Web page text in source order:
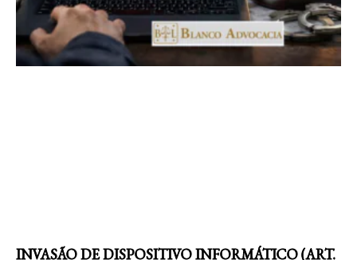
INVASÃO DE DISPOSITIVO INFORMÁTICO (ART.